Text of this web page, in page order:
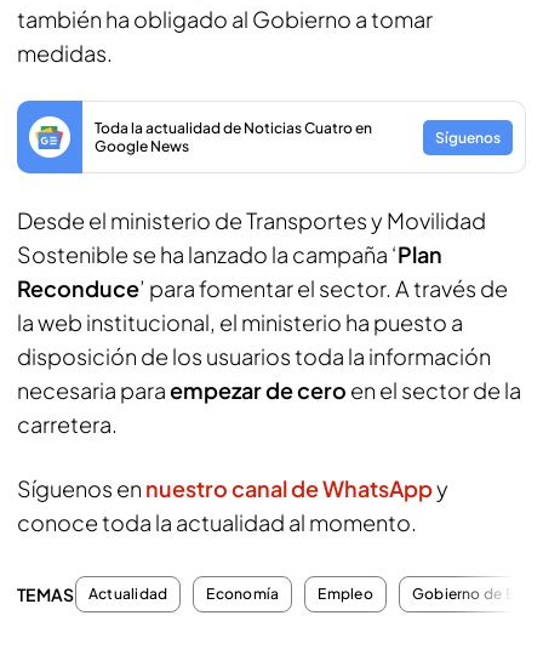
también ha obligado al Gobierno a tomar
medidas.
Toda la actualidad de Noticias Cuatro en
Google News
Síguenos
Desde el ministerio de Transportes y Movilidad
Sostenible se ha lanzado la campaña ‘Plan
Reconduce’ para fomentar el sector. A través de
la web institucional, el ministerio ha puesto a
disposición de los usuarios toda la información
necesaria paraempezar de cero en el sector de la
carretera.
Síguenos en nuestro canal de WhatsAppy
conoce toda la actualidad al momento.
TEMAS Actualidad Economía Empleo Gobierno de